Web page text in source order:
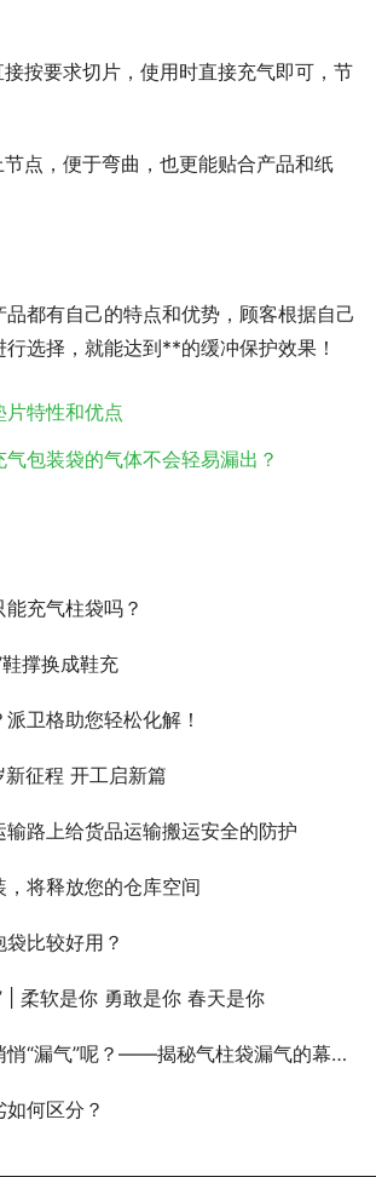
按要求切片，使用时直接充气即可，节
点，便于弯曲，也更能贴合产品和纸
都有自己的特点和优势，顾客根据自己
选择，就能达到**的缓冲保护效果！
片特性和优点
气包装袋的气体不会轻易漏出？
充气柱袋吗？
撑换成鞋充
卫格助您轻松化解！
征程 开工启新篇
输路上给货品运输搬运安全的防护
将释放您的仓库空间
比较好用？
| 柔软是你 勇敢是你 春天是你
“漏气”呢？——揭秘气柱袋漏气的幕后真相
何区分？